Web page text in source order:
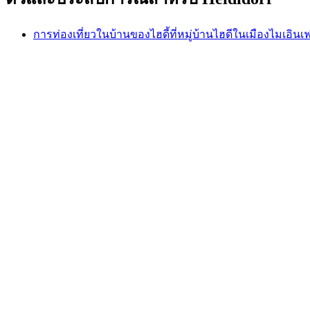
การท่องเที่ยวในบ้านของไฮดี้ที่หมู่บ้านไฮดีในเมืองไมเอินเ